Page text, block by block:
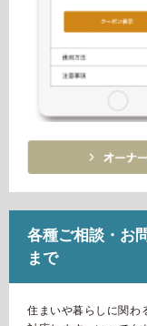
各種ご相談・お
まで
住まいや暮らしに関わ